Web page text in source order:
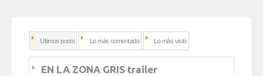
Ultimos posts Lo más comentado Lo más visto
EN LA ZONA GRIS trailer